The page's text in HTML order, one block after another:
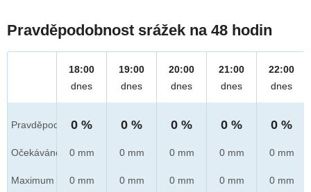
Pravděpodobnost srážek na 48 hodin
Pravděpod.
Očekáváno
Maximum
18:00
dnes
0 %
0 mm
0 mm
19:00
dnes
0 %
0 mm
0 mm
20:00
dnes
0 %
0 mm
0 mm
21:00
dnes
0 %
0 mm
0 mm
22:00
dnes
0 %
0 mm
0 mm